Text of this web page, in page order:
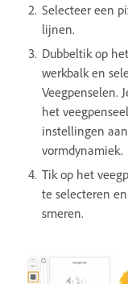
Selecteer een
lijnen.
Dubbeltik op
werkbalk en
Veegpenselen.
het
instellingen
vormdynamiek.
Tik op het
te selecteren
smeren.